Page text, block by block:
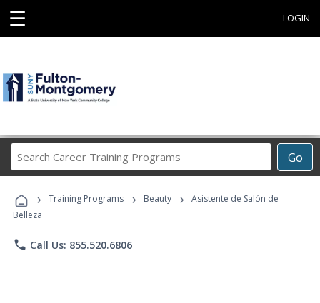
☰ LOGIN
Go
Career
Programs
› Training Programs › Beauty ›
Asistente de Salón de
Belleza
phone Call Us: 855.520.6806